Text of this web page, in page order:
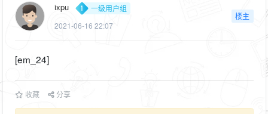
ixpu
一级用户组
2021-06-16 22:07
楼主
[em_24]
收藏 分享